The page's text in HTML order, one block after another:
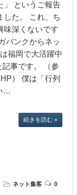
」 というご報告
した。 これ、ち
味深くないです
バンクからネッ
福岡で大活躍中
事です。 （参
） 僕は「行列
…
続きを読む »
ネット集客 0